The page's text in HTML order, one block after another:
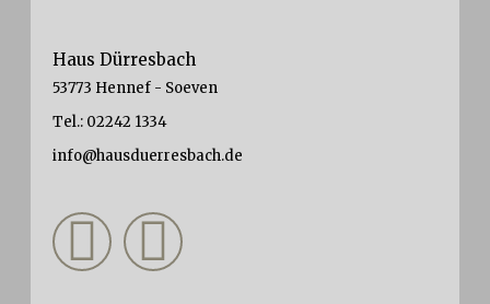
Haus Dürresbach
53773 Hennef - Soeven
Tel.: 02242 1334
info@hausduerresbach.de